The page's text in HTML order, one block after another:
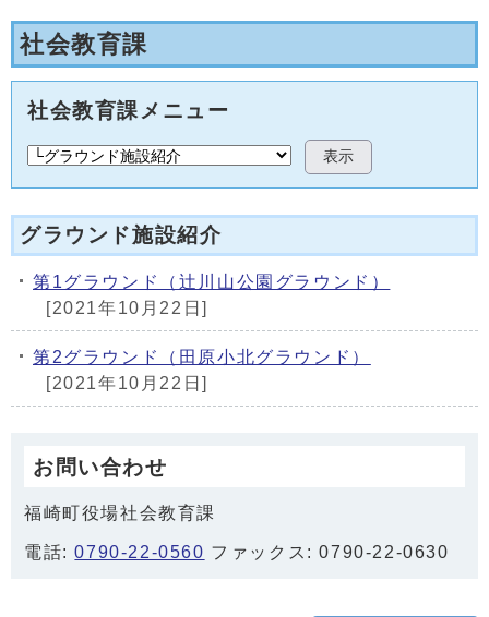
社会教育課
社会教育課メニュー
表示
グラウンド施設紹介
第1グラウンド（辻川山公園グラウンド）
[2021年10月22日]
第2グラウンド（田原小北グラウンド）
[2021年10月22日]
お問い合わせ
福崎町役場社会教育課
電話:0790-22-0560 ファックス: 0790-22-0630